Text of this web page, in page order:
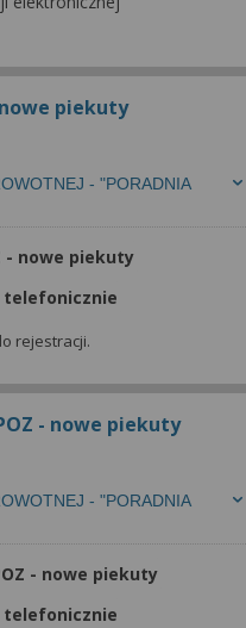
piekuty
- "PORADNIA
- nowe piekuty
telefonicznie
rejestracji.
- nowe piekuty
- "PORADNIA
- nowe piekuty
telefonicznie
tego dokonać
serwisie